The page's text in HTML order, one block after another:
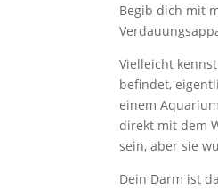
Begib dich mit
Vielleicht
befindet,
einem
direkt mit dem
sein, aber sie
Dein Darm ist